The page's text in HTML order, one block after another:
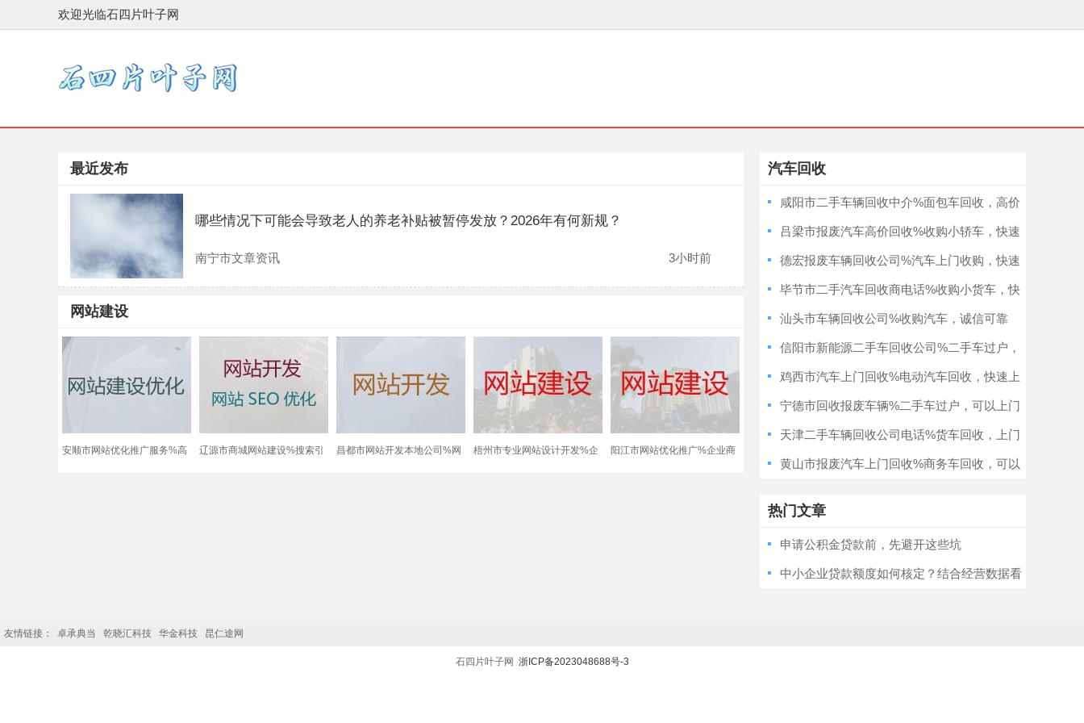
欢迎光临石四片叶子网
最近发布
哪些情况下可能会导致老人的养老补贴被暂停发放？2026年有何新规？
南宁市文章资讯 3小时前
网站建设
安顺市网站优化推广服务%高 辽源市商城网站建设%搜索引 昌都市网站开发本地公司%网 梧州市专业网站设计开发%企 阳江市网站优化推广%企业商
汽车回收
咸阳市二手车辆回收中介%面包车回收，高价
收车，诚信经营
吕梁市报废汽车高价回收%收购小轿车，快速
上门电话，价格透明
德宏报废车辆回收公司%汽车上门收购，快速
上门电话，免费估价
毕节市二手汽车回收商电话%收购小货车，快
速上门电话，专业可靠
汕头市车辆回收公司%收购汽车，诚信可靠
信阳市新能源二手车回收公司%二手车过户，
高价上门收车
鸡西市汽车上门回收%电动汽车回收，快速上
门电话，价格透明
宁德市回收报废车辆%二手车过户，可以上门
收车，现款结算
天津二手车辆回收公司电话%货车回收，上门
估价，价格合理
黄山市报废汽车上门回收%商务车回收，可以
热门文章
申请公积金贷款前，先避开这些坑
中小企业贷款额度如何核定？结合经营数据看
友情链接： 卓承典当 乾晓汇科技 华金科技 昆仁途网
石四片叶子网 浙ICP备2023048688号-3